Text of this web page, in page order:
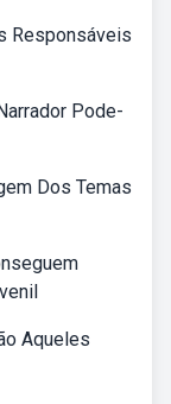
Responsáveis
Pode-
Dos Temas
Aqueles